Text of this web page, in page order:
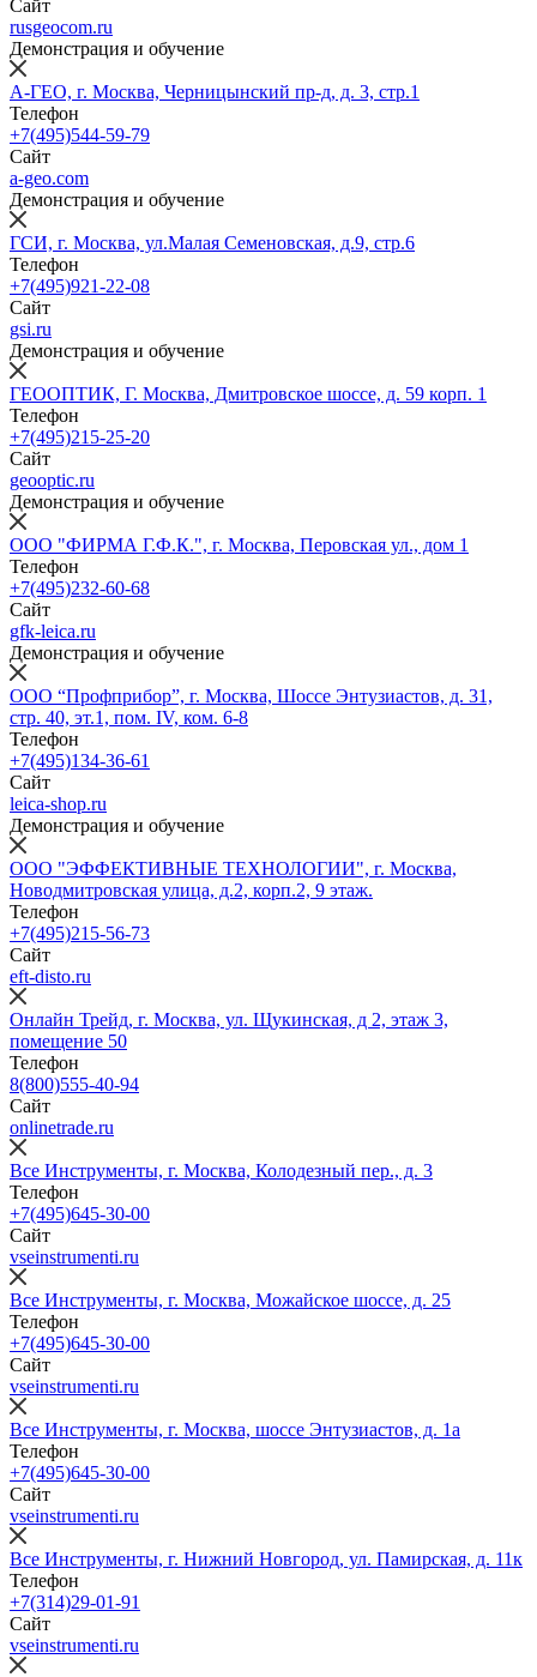
Сайт
rusgeocom.ru
Демонстрация и обучение
А-ГЕО, г. Москва, Черницынский пр-д, д. 3, стр.1
Телефон
+7(495)544-59-79
Сайт
a-geo.com
Демонстрация и обучение
ГСИ, г. Москва, ул.Малая Семеновская, д.9, стр.6
Телефон
+7(495)921-22-08
Сайт
gsi.ru
Демонстрация и обучение
ГЕООПТИК, Г. Москва, Дмитровское шоссе, д. 59 корп. 1
Телефон
+7(495)215-25-20
Сайт
geooptic.ru
Демонстрация и обучение
ООО "ФИРМА Г.Ф.К.", г. Москва, Перовская ул., дом 1
Телефон
+7(495)232-60-68
Сайт
gfk-leica.ru
Демонстрация и обучение
ООО “Профприбор”, г. Москва, Шоссе Энтузиастов, д. 31,
стр. 40, эт.1, пом. IV, ком. 6-8
Телефон
+7(495)134-36-61
Сайт
leica-shop.ru
Демонстрация и обучение
ООО "ЭФФЕКТИВНЫЕ ТЕХНОЛОГИИ", г. Москва,
Новодмитровская улица, д.2, корп.2, 9 этаж.
Телефон
+7(495)215-56-73
Сайт
eft-disto.ru
Онлайн Трейд, г. Москва, ул. Щукинская, д 2, этаж 3,
помещение 50
Телефон
8(800)555-40-94
Сайт
onlinetrade.ru
Все Инструменты, г. Москва, Колодезный пер., д. 3
Телефон
+7(495)645-30-00
Сайт
vseinstrumenti.ru
Все Инструменты, г. Москва, Можайское шоссе, д. 25
Телефон
+7(495)645-30-00
Сайт
vseinstrumenti.ru
Все Инструменты, г. Москва, шоссе Энтузиастов, д. 1а
Телефон
+7(495)645-30-00
Сайт
vseinstrumenti.ru
Все Инструменты, г. Нижний Новгород, ул. Памирская, д. 11к
Телефон
+7(314)29-01-91
Сайт
vseinstrumenti.ru